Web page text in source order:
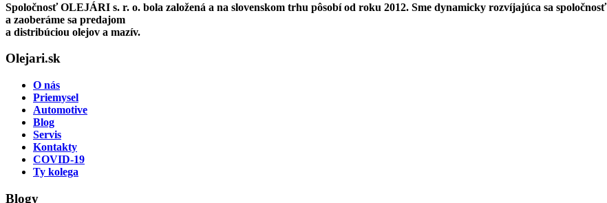
Spoločnosť OLEJÁRI s. r. o. bola založená a na slovenskom trhu pôsobí od roku 2012. Sme dynamicky rozvíjajúca sa spoločnosť
a zaoberáme sa predajom
a distribúciou olejov a mazív.
Olejari.sk
O nás
Priemysel
Automotive
Blog
Servis
Kontakty
COVID-19
Ty kolega
Blogy